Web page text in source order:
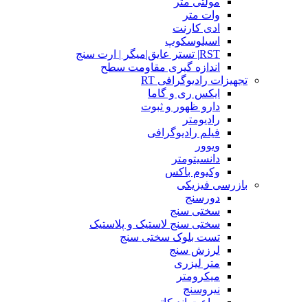
وات متر
ادی کارنت
اسیلوسکوپ
RST| تستر عایق|میگر | ارت سنج
اندازه گیری مقاومت سطح
تجهیزات رادیوگرافی RT
ایکس ری و گاما
دارو ظهور و ثبوت
رادیومتر
فیلم رادیوگرافی
ویوور
دانسیتومتر
وکیوم باکس
بازرسی فیزیکی
دورسنج
سختی سنج
سختی سنج لاستیک و پلاستیک
تست بلوک سختی سنج
لرزش سنج
متر لیزری
میکرومتر
نیروسنج